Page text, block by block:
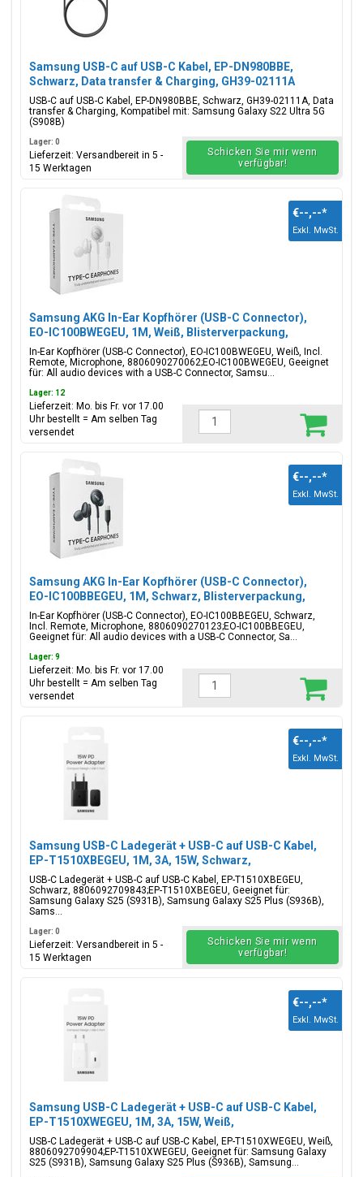
Samsung USB-C auf USB-C Kabel, EP-DN980BBE,
Schwarz, Data transfer & Charging, GH39-02111A
USB-C auf USB-C Kabel, EP-DN980BBE, Schwarz, GH39-02111A, Data
transfer & Charging, Kompatibel mit: Samsung Galaxy S22 Ultra 5G
(S908B)
Lager: 0
Lieferzeit: Versandbereit in 5 -
15 Werktagen
Schicken Sie mir wenn
verfügbar!
Samsung AKG In-Ear Kopfhörer (USB-C Connector),
EO-IC100BWEGEU, 1M, Weiß, Blisterverpackung,
8806090270062;EO-IC100BWEGEU
In-Ear Kopfhörer (USB-C Connector), EO-IC100BWEGEU, Weiß, Incl.
Remote, Microphone, 8806090270062;EO-IC100BWEGEU, Geeignet
für: All audio devices with a USB-C Connector, Samsu...
€--,--*
Exkl. MwSt.
Lager: 12
Lieferzeit: Mo. bis Fr. vor 17.00
Uhr bestellt = Am selben Tag
versendet
Samsung AKG In-Ear Kopfhörer (USB-C Connector),
EO-IC100BBEGEU, 1M, Schwarz, Blisterverpackung,
8806090270123;EO-IC100BBEGEU
In-Ear Kopfhörer (USB-C Connector), EO-IC100BBEGEU, Schwarz,
Incl. Remote, Microphone, 8806090270123;EO-IC100BBEGEU,
Geeignet für: All audio devices with a USB-C Connector, Sa...
€--,--*
Exkl. MwSt.
Lager: 9
Lieferzeit: Mo. bis Fr. vor 17.00
Uhr bestellt = Am selben Tag
versendet
Samsung USB-C Ladegerät + USB-C auf USB-C Kabel,
EP-T1510XBEGEU, 1M, 3A, 15W, Schwarz,
Blisterverpackung, 8806092709843;EP-T1510XBEGEU
USB-C Ladegerät + USB-C auf USB-C Kabel, EP-T1510XBEGEU,
Schwarz, 8806092709843;EP-T1510XBEGEU, Geeignet für:
Samsung Galaxy S25 (S931B), Samsung Galaxy S25 Plus (S936B),
Sams...
€--,--*
Exkl. MwSt.
Lager: 0
Lieferzeit: Versandbereit in 5 -
15 Werktagen
Schicken Sie mir wenn
verfügbar!
Samsung USB-C Ladegerät + USB-C auf USB-C Kabel,
EP-T1510XWEGEU, 1M, 3A, 15W, Weiß,
Blisterverpackung, 8806092709904;EP-T1510XWEGEU
USB-C Ladegerät + USB-C auf USB-C Kabel, EP-T1510XWEGEU, Weiß,
8806092709904;EP-T1510XWEGEU, Geeignet für: Samsung Galaxy
S25 (S931B), Samsung Galaxy S25 Plus (S936B), Samsung...
€--,--*
Exkl. MwSt.